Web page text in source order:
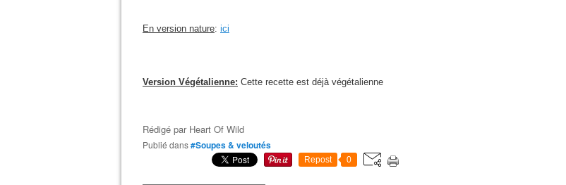
En version nature: ici
Version Végétalienne: Cette recette est déjà végétalienne
Rédigé par Heart Of Wild
Publié dans#Soupes & veloutés
Repost 0